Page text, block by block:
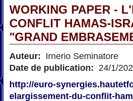
WORKING PAPER -
CONFLIT HAMAS-
"GRAND
Auteur: Irnerio Seminatore
Date de publication: 24/1/
http://euro-
elargissement-du-conflit-